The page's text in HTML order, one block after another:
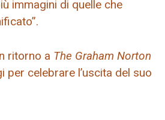
immagini di quelle che
ritorno a The Graham Norton
per celebrare l’uscita del suo